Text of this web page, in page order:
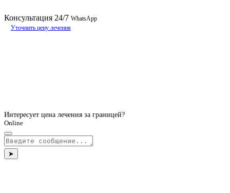
Консультация 24/7 WhatsApp
Уточнить цену лечения
Интересует цена лечения за границей?
Online
➤